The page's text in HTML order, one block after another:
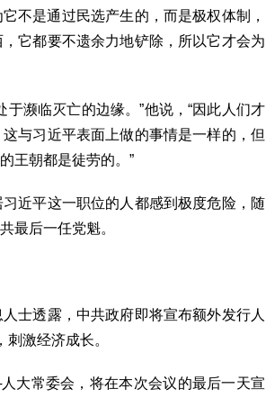
不是通过民选产生的，而是极权体制，
它都要不遗余力地铲除，所以它才会为
濒临灭亡的边缘。”他说，“因此人们才
与习近平表面上做的事情是一样的，但
王朝都是徒劳的。”
近平这一职位的人都感到极度危险，随
最后一任党魁。
士透露，中共政府即将宣布额外发行人
激经济成长。
大常委会，将在本次会议的最后一天宣